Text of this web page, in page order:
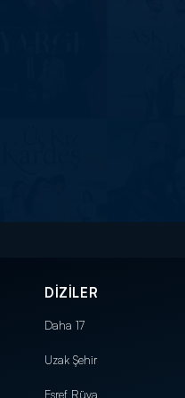
DİZİLER
Daha 17
Uzak Şehir
Eşref Rüya